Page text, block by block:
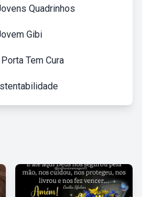
Quadrinhos
Gibi
Tem Cura